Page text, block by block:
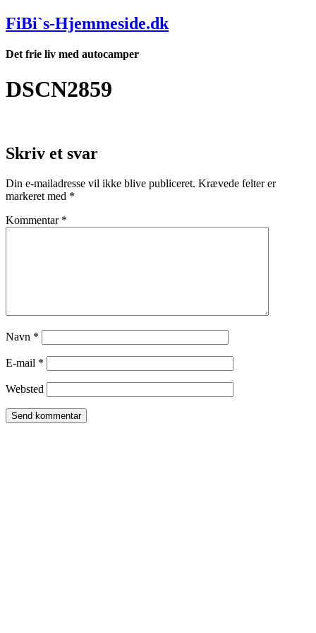
Videre
til
FiBi`s-Hjemmeside.dk
Det frie liv med autocamper
DSCN2859
Skriv et svar
Din e-mailadresse vil ikke blive publiceret. Krævede felter er
markeret med *
Kommentar *
Navn *
E-mail *
Websted